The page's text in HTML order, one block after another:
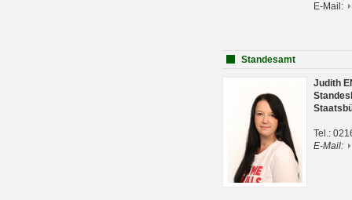
E-Mail:
Standesamt
Judith
Tel.:
E-Mail: